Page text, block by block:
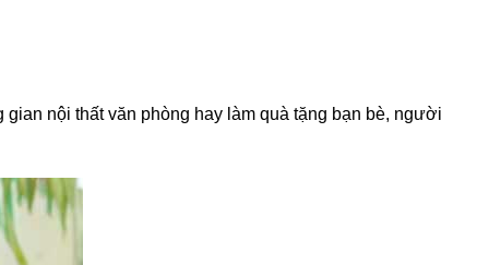
nội thất văn phòng hay làm quà tặng bạn bè, người